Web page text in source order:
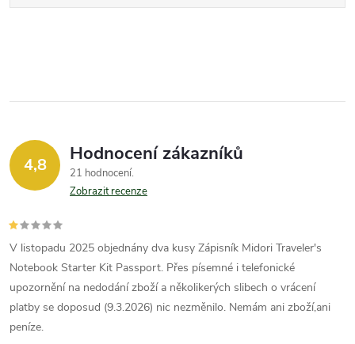
4,8 Hodnocení zákazníků
21 hodnocení
Zobrazit recenze
V listopadu 2025 objednány dva kusy Zápisník Midori Traveler's
Notebook Starter Kit Passport. Přes písemné i telefonické
upozornění na nedodání zboží a několikerých slibech o vrácení
platby se doposud (9.3.2026) nic nezměnilo. Nemám ani zboží,ani
peníze.